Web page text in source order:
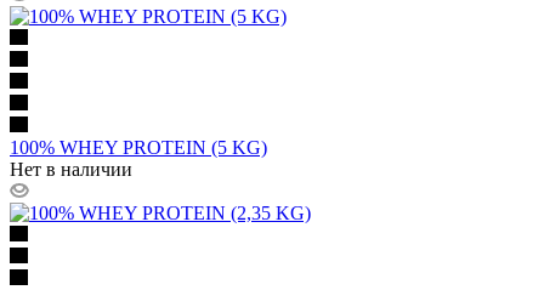
100% WHEY PROTEIN (5 KG)
Нет в наличии